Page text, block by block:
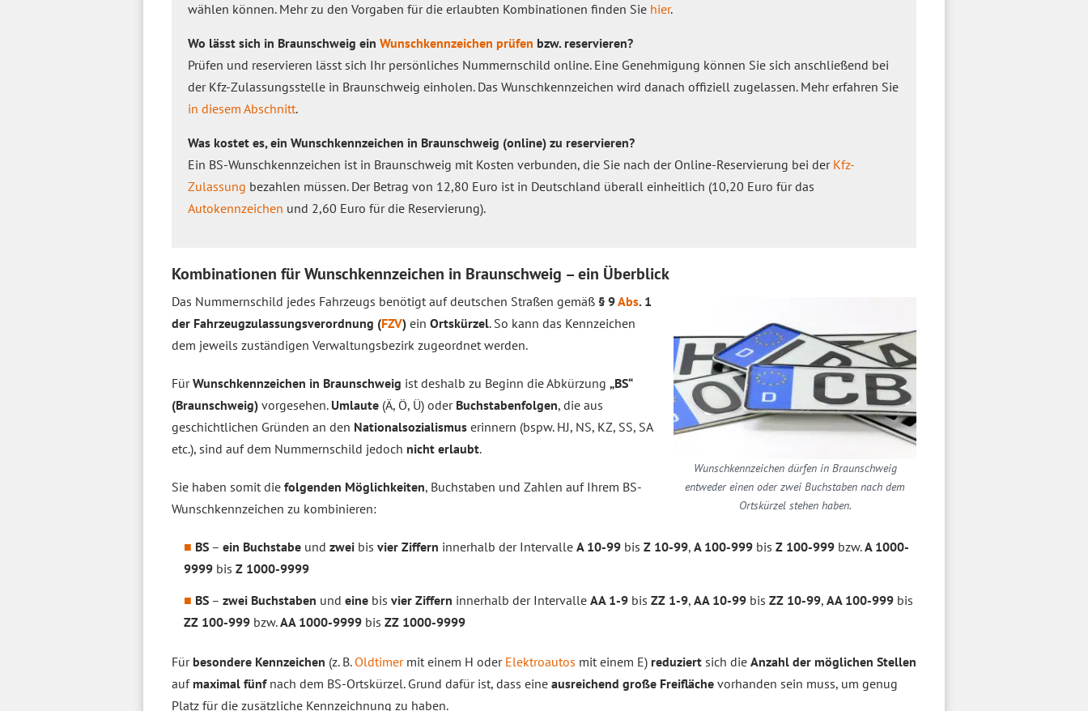
wählen können. Mehr zu den Vorgaben für die erlaubten Kombinationen finden Sie hier.
Wo lässt sich in Braunschweig ein Wunschkennzeichen prüfen bzw. reservieren?
Prüfen und reservieren lässt sich Ihr persönliches Nummernschild online. Eine Genehmigung können Sie sich anschließend bei
der Kfz-Zulassungsstelle in Braunschweig einholen. Das Wunschkennzeichen wird danach offiziell zugelassen. Mehr erfahren Sie
in diesem Abschnitt.
Was kostet es, ein Wunschkennzeichen in Braunschweig (online) zu reservieren?
Ein BS-Wunschkennzeichen ist in Braunschweig mit Kosten verbunden, die Sie nach der Online-Reservierung bei der Kfz-
Zulassung bezahlen müssen. Der Betrag von 12,80 Euro ist in Deutschland überall einheitlich (10,20 Euro für das
Autokennzeichen und 2,60 Euro für die Reservierung).
Kombinationen für Wunschkennzeichen in Braunschweig – ein Überblick
Wunschkennzeichen dürfen in Braunschweig
entweder einen oder zwei Buchstaben nach dem
Ortskürzel stehen haben.
Das Nummernschild jedes Fahrzeugs benötigt auf deutschen Straßen gemäß § 9Abs. 1
der Fahrzeugzulassungsverordnung (FZV) ein Ortskürzel. So kann das Kennzeichen
dem jeweils zuständigen Verwaltungsbezirk zugeordnet werden.
FürWunschkennzeichen in Braunschweig ist deshalb zu Beginn die Abkürzung „BS“
(Braunschweig) vorgesehen. Umlaute (Ä, Ö, Ü) oder Buchstabenfolgen, die aus
geschichtlichen Gründen an den Nationalsozialismus erinnern (bspw. HJ, NS, KZ, SS, SA
etc.), sind auf dem Nummernschild jedoch nicht erlaubt.
Sie haben somit die folgenden Möglichkeiten, Buchstaben und Zahlen auf Ihrem BS-
Wunschkennzeichen zu kombinieren:
BS – ein Buchstabe und zwei bis vier Ziffern innerhalb der Intervalle A 10-99 bis Z 10-99, A 100-999 bis Z 100-999 bzw.A 1000-
9999 bis Z 1000-9999
BS – zwei Buchstaben und eine bis vier Ziffern innerhalb der Intervalle AA 1-9 bis ZZ 1-9, AA 10-99 bis ZZ 10-99, AA 100-999 bis
ZZ 100-999 bzw.AA 1000-9999 bis ZZ 1000-9999
Für besondere Kennzeichen (z. B.Oldtimermit einem H oder Elektroautos mit einem E) reduziert sich die Anzahl der möglichen Stellen
auf maximal fünfnach dem BS-Ortskürzel. Grund dafür ist, dass eine ausreichend große Freifläche vorhanden sein muss, um genug
Platz für die zusätzliche Kennzeichnung zu haben.